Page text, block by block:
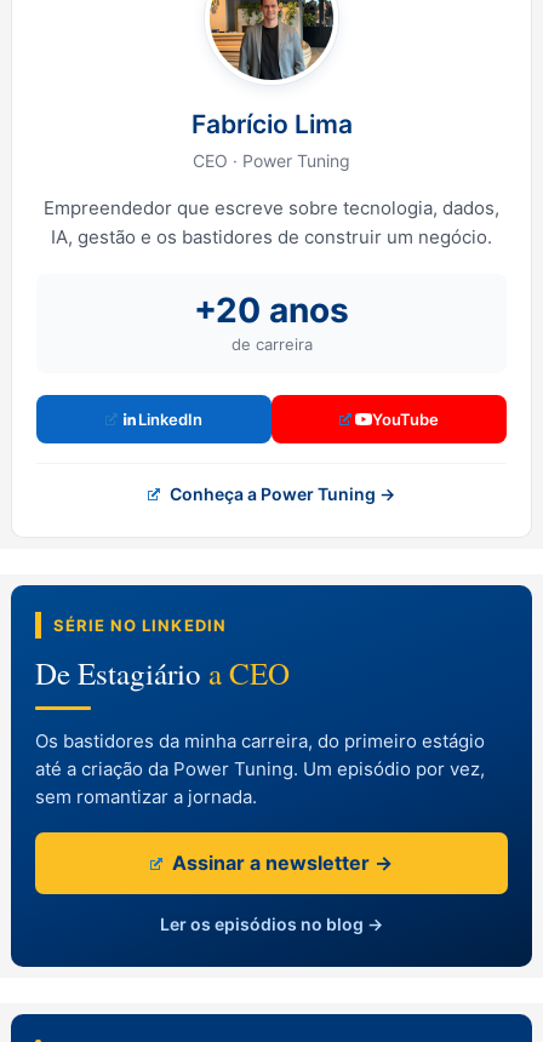
Fabrício Lima
CEO · Power Tuning
Empreendedor que escreve sobre tecnologia, dados,
IA, gestão e os bastidores de construir um negócio.
+20 anos
de carreira
LinkedIn YouTube
Conheça a Power Tuning →
SÉRIE NO LINKEDIN
De Estagiário a CEO
Os bastidores da minha carreira, do primeiro estágio
até a criação da Power Tuning. Um episódio por vez,
sem romantizar a jornada.
Assinar a newsletter →
Ler os episódios no blog →